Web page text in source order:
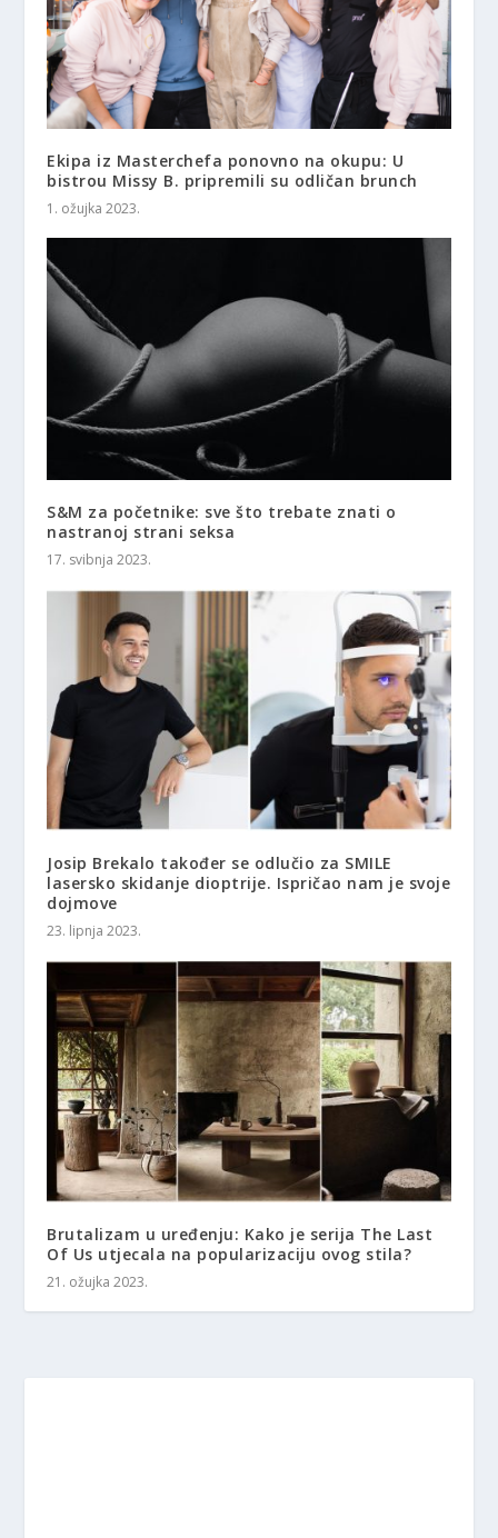
Ekipa iz Masterchefa ponovno na okupu: U
bistrou Missy B. pripremili su odličan brunch
1. ožujka 2023.
S&M za početnike: sve što trebate znati o
nastranoj strani seksa
17. svibnja 2023.
Josip Brekalo također se odlučio za SMILE
lasersko skidanje dioptrije. Ispričao nam je svoje
dojmove
23. lipnja 2023.
Brutalizam u uređenju: Kako je serija The Last
Of Us utjecala na popularizaciju ovog stila?
21. ožujka 2023.